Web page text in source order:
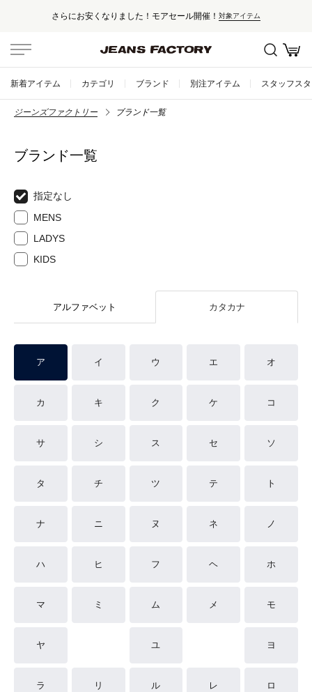
さらにお安くなりました！モアセール開催！ 対象アイテム
新着アイテム カテゴリ ブランド 別注アイテム スタッフス
ジーンズファクトリー ブランド一覧
ブランド一覧
指定なし
MENS
LADYS
KIDS
アルファベット カタカナ
ア イ ウ エ オ
カ キ ク ケ コ
サ シ ス セ ソ
タ チ ツ テ ト
ナ ニ ヌ ネ ノ
ハ ヒ フ ヘ ホ
マ ミ ム メ モ
ヤ ユ ヨ
ラ リ ル レ ロ